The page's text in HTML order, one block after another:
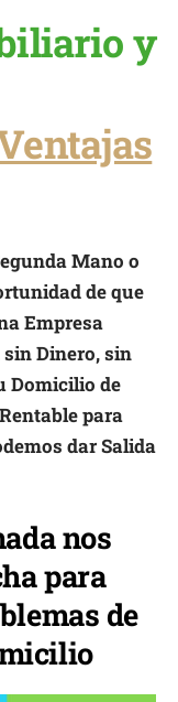
y
Mano o
de que
Empresa
Dinero, sin
Domicilio de
para
dar Salida
nos
para
de